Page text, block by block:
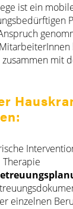
ist ein
mit
Therapie
einzelnen